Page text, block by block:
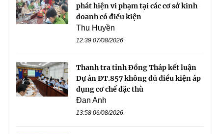
phát hiện vi phạm tại các cơ sở kinh
doanh có điều kiện
Thu Huyền
12:39 07/08/2026
Thanh tra tỉnh Đồng Tháp kết luận
Dự án ĐT.857 không đủ điều kiện áp
dụng cơ chế đặc thù
Đan Anh
13:58 06/08/2026